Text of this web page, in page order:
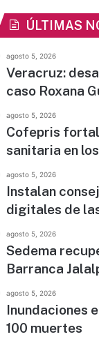
ÚLTIMAS
agosto 5, 2026
Veracruz:
caso Roxana
agosto 5, 2026
Cofepris
sanitaria en
agosto 5, 2026
Instalan
digitales de
agosto 5, 2026
Sedema
Barranca
agosto 5, 2026
Inundaciones
100 muertes